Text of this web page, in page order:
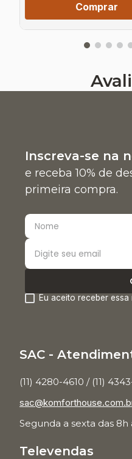
Comprar
Inscreva-se na
e receba 10% de
primeira compra.
Eu aceito receber essa
SAC -
(11) 4280-4610 / (11)
Segunda a sexta das 8h
Televendas